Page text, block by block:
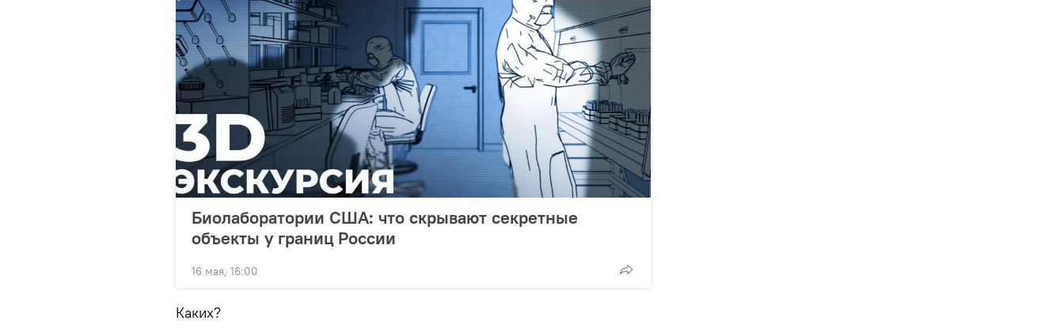
Биолаборатории США: что скрывают секретные
объекты у границ России
16 мая, 16:00
Каких?